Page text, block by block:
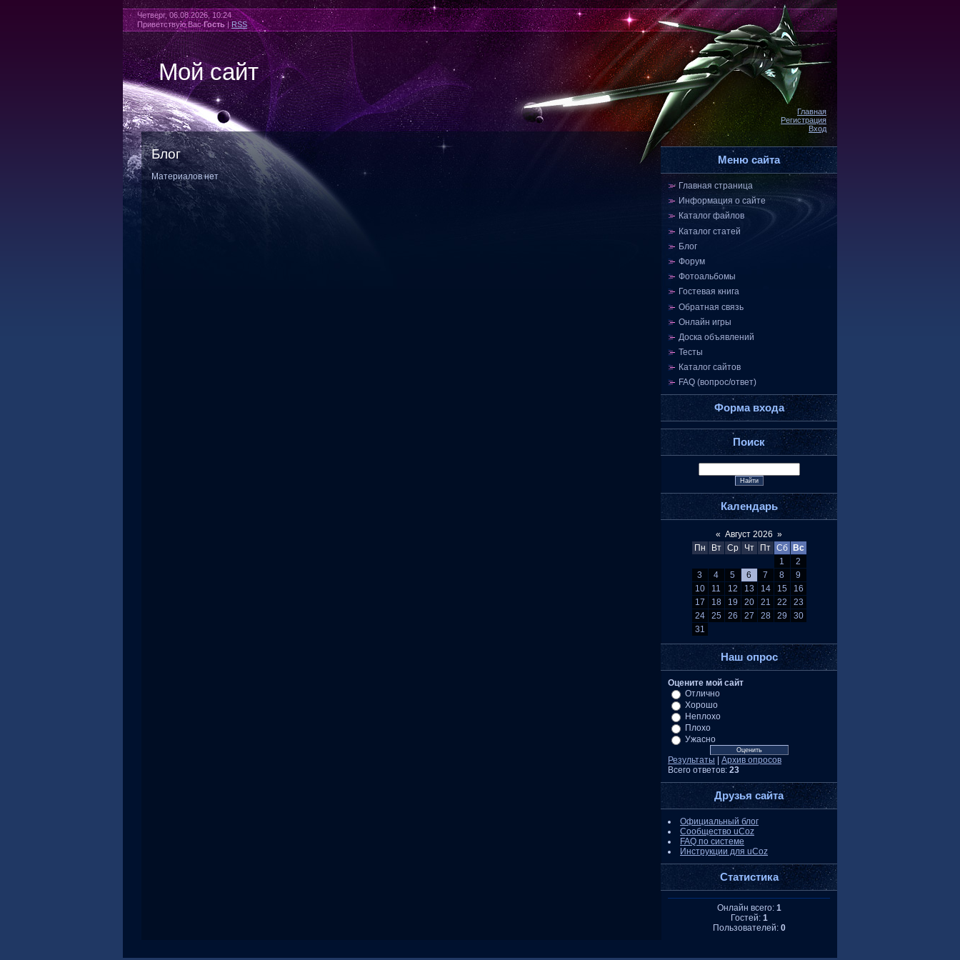
Четверг, 06.08.2026, 10:24
Приветствую Вас Гость|RSS
Мой сайт
Главная
Регистрация
Вход
Блог
Материалов нет
Меню сайта
Главная страница
Информация о сайте
Каталог файлов
Каталог статей
Блог
Форум
Фотоальбомы
Гостевая книга
Обратная связь
Онлайн игры
Доска объявлений
Тесты
Каталог сайтов
FAQ (вопрос/ответ)
Форма входа
Поиск
Календарь
« Август 2026 »
Пн
Вт Ср Чт Пт Сб
Вс
1
2
3
4 5 6 7 8
9
10
11 12 13 14 15
16
17
18 19 20 21 22
23
24
25 26 27 28 29
30
31
Наш опрос
Оцените мой сайт
Отлично
Хорошо
Неплохо
Плохо
Ужасно
Результаты
Архив опросов
Всего ответов: 23
Друзья сайта
Официальный блог
Сообщество uCoz
FAQ по системе
Инструкции для uCoz
Статистика
Онлайн всего: 1
Гостей: 1
Пользователей: 0